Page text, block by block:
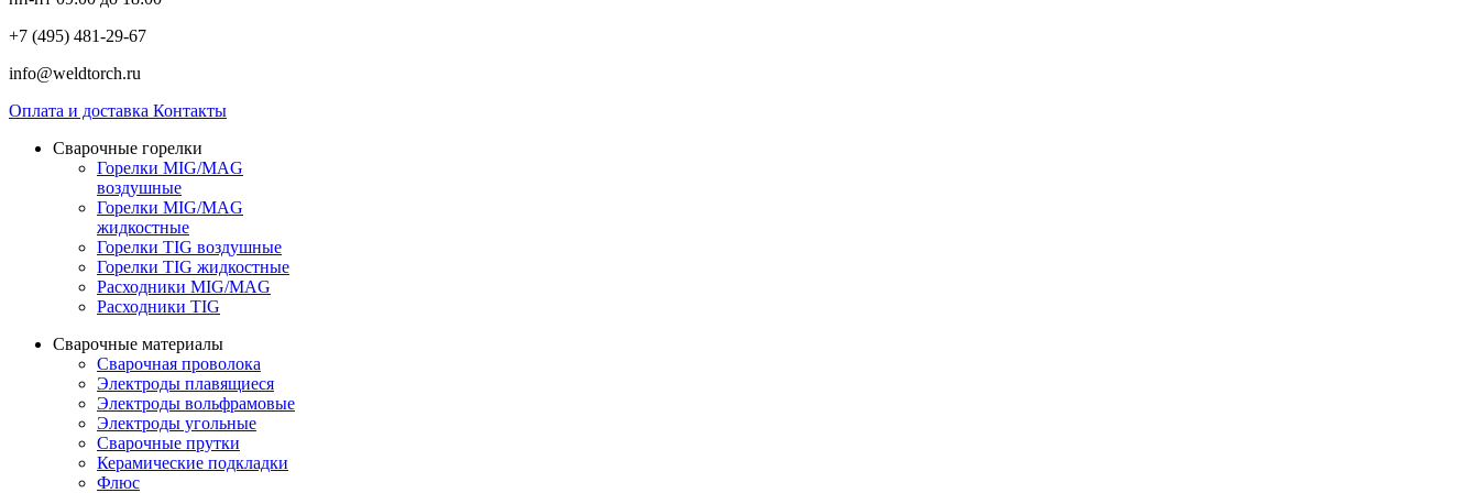
+7 (495) 481-29-67
info@weldtorch.ru
Оплата и доставка Контакты
Сварочные горелки
Горелки MIG/MAG
воздушные
Горелки MIG/MAG
жидкостные
Горелки TIG воздушные
Горелки TIG жидкостные
Расходники MIG/MAG
Расходники TIG
Сварочные материалы
Сварочная проволока
Электроды плавящиеся
Электроды вольфрамовые
Электроды угольные
Сварочные прутки
Керамические подкладки
Флюс